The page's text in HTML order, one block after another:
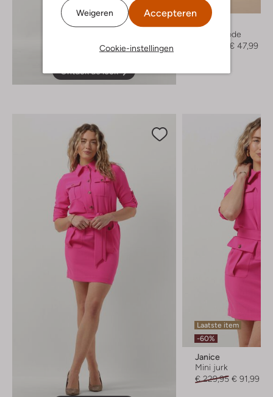
Weigeren Accepteren
Cookie-instellingen
Ontdek de look
-60%
Y.a.s.
Bruidsmode
€ 47,99
Laatste item
-60%
Janice
Mini jurk
€ 229,95 € 91,99